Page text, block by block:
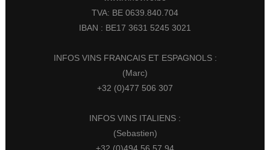
TVA: BE 0639.840.704
IBAN : BE17 3631 5245 3021
INFOS VINS FRANCAIS ET ESPAGNOLS :
(Marc)
+32 (0)477 506 307
INFOS VINS ITALIENS :
(Sebastien)